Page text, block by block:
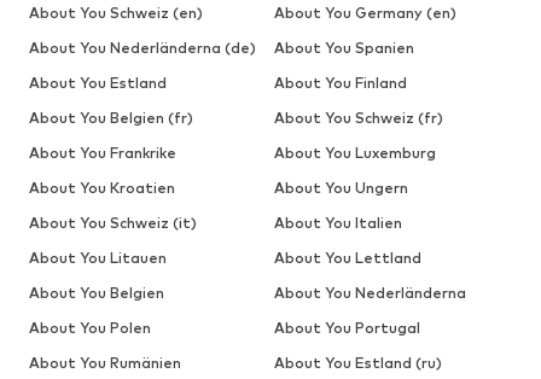
About You Schweiz (en)
About You Germany (en)
About You Nederländerna (de)
About You Spanien
About You Estland
About You Finland
About You Belgien (fr)
About You Schweiz (fr)
About You Frankrike
About You Luxemburg
About You Kroatien
About You Ungern
About You Schweiz (it)
About You Italien
About You Litauen
About You Lettland
About You Belgien
About You Nederländerna
About You Polen
About You Portugal
About You Rumänien
About You Estland (ru)